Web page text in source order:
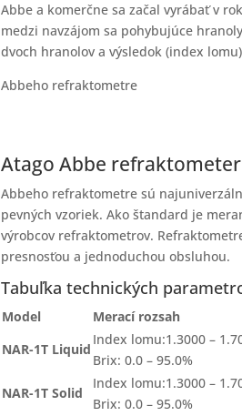
Abbe a komerčne sa začal vyrábať v
medzi navzájom sa pohybujúce
dvoch hranolov a výsledok (index
Abbeho refraktometre
Atago Abbe refraktometer
Abbeho refraktometre sú
pevných vzoriek. Ako štandard je
výrobcov refraktometrov.
presnosťou a jednoduchou obsluhou.
Tabuľka technických
Model Merací rozsah
NAR-1T Liquid
Index lomu:1.3000 –
Brix: 0.0 – 95.0%
NAR-1T Solid
Index lomu:1.3000 –
Brix: 0.0 – 95.0%